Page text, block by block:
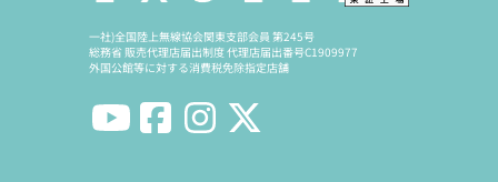
一社)全国陸上無線協会関東支部会員 第245号
総務省 販売代理店届出制度 代理店届出番号C1909977
外国公館等に対する消費税免除指定店舗